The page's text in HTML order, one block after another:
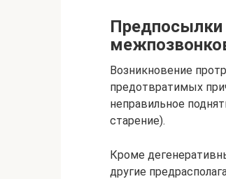
Предпосылки
Возникновение
предотвратимых
неправильное
старение).
Кроме
другие